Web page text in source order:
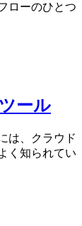
ローのひとつ
ール
は、クラウド
く知られてい